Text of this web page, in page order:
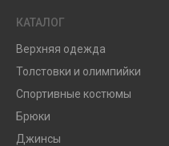
КАТАЛОГ
Верхняя одежда
Толстовки и олимпийки
Спортивные костюмы
Брюки
Джинсы